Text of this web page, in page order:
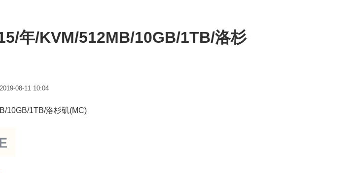
年/KVM/512MB/10GB/1TB/洛杉
08-11 10:04
10GB/1TB/洛杉矶(MC)